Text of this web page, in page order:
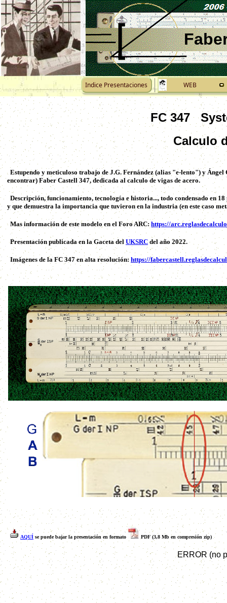
Indice Presentaciones WEB
FC 347
Calculo
Estupendo y meticuloso trabajo de J.G. Fernández (alias "e-lento") y
encontrar) Faber Castell 347, dedicada al calculo de vigas de acero.
Descripción, funcionamiento, tecnología e historia..., todo condensado en
y que demuestra la importancia que tuvieron en la industria (en este caso
Mas información de este modelo en el Foro ARC: https://
Presentación publicada en la Gaceta del UKSRC del año 2022.
Imágenes de la FC 347 en alta resolución: https://
AQUÍse puede bajar la presentación en formato PDF (3,8 Mb en compresión zip)
ERROR (no